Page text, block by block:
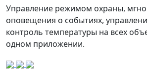
Управление режимом охраны,
оповещения о событиях,
контроль температуры на всех
одном приложении.